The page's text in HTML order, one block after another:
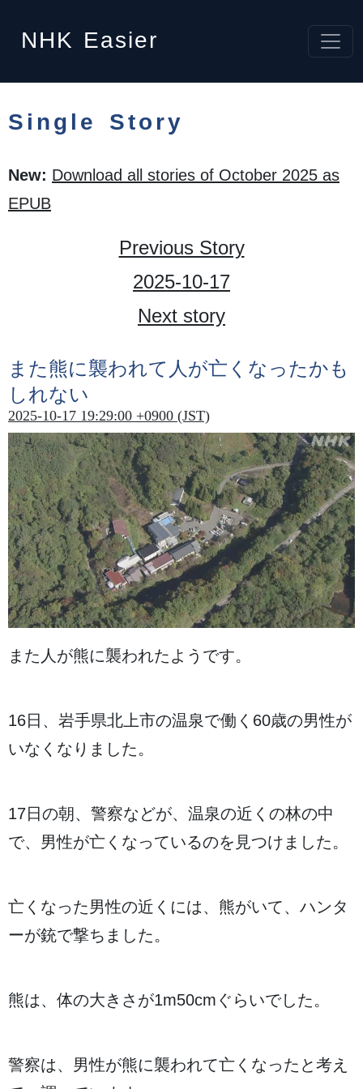
NHK Easier
Single Story
New: Download all stories of October 2025 as
EPUB
Previous Story
2025-10-17
Next story
また熊に襲われて 人 が亡 くなったかも
しれない
2025-10-17 19:29:00 +0900 (JST)
また 人 が熊に襲われたようです。
16日 、 岩手県北上市の温泉で働 く60歳の男性が
いなくなりました。
17日 の朝、 警察などが、 温泉の近 くの林の中
で、 男性が亡 くなっているのを 見つけました。
亡 くなった男性の近 くには、 熊がいて、ハンタ
ーが銃で撃ちました。
熊は、 体の大きさが1m50cmぐらいでした。
警察は、 男性が熊に襲われて亡 くなったと考え